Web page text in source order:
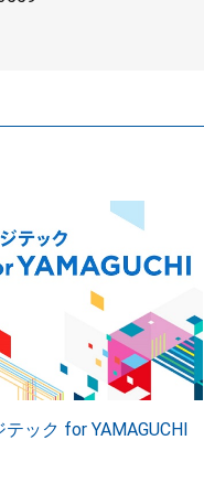
テック for YAMAGUCHI